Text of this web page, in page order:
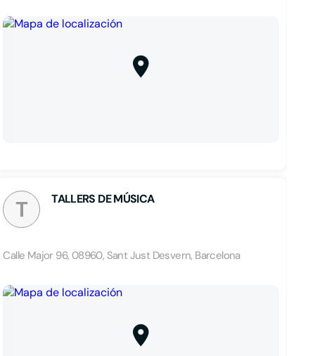
T TALLERS DE MÚSICA
Calle Major 96, 08960, Sant Just Desvern, Barcelona